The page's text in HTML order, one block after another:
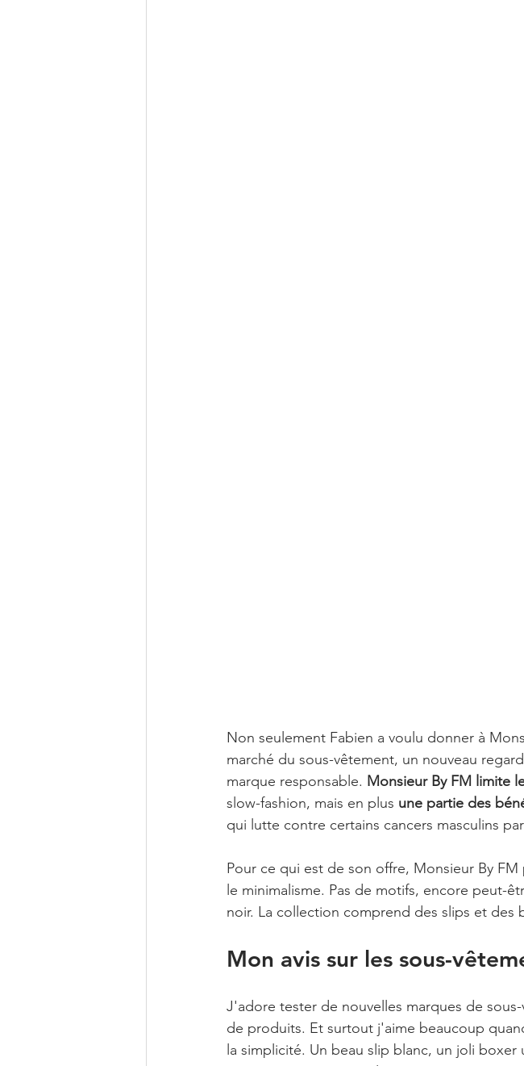
Non seulement Fabien a voulu donner à
marché du sous-vêtement, un nouveau
marque responsable. Monsieur By FM limite
slow-fashion, mais en plus une partie des
qui lutte contre certains cancers masculins
Pour ce qui est de son offre, Monsieur By
le minimalisme. Pas de motifs, encore peut-
noir. La collection comprend des slips et des
Mon avis sur les sous-
J'adore tester de nouvelles marques de
de produits. Et surtout j'aime beaucoup
la simplicité. Un beau slip blanc, un joli